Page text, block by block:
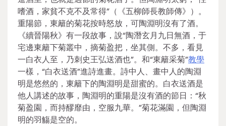
嗜酒，家貧不克不及常得”（《五柳師長教師傳》）。
重陽節，東籬的菊花按時怒放，可陶淵明沒有了酒。
《續晉陽秋》有一段故事，說“陶潛玄月九日無酒，于
宅邊東籬下菊叢中，摘菊盈把，坐其側。不多，看見
一白衣人至，乃刺史王弘送酒也”。和“東籬采菊”教學
一樣，“白衣送酒”進詩進畫。詩中人、畫中人的陶淵
明是悠然的，東籬下的陶淵明是甜蜜的。白衣送酒是
他人講述的故事，陶淵明的重陽是沒有酒的節日：“秋
菊盈園，而持醪靡由，空服九華。”菊花滿園，但陶淵
明的羽觴是空的。